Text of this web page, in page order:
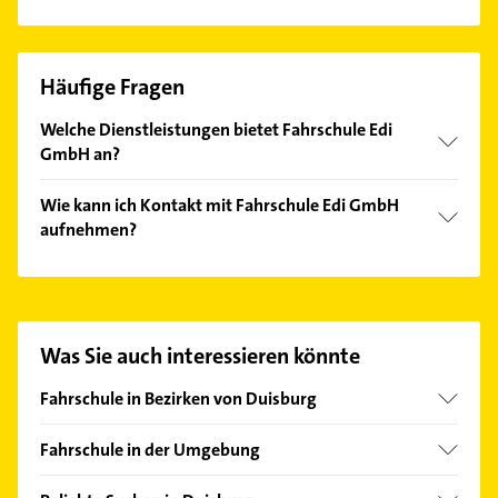
Häufige Fragen
Welche Dienstleistungen bietet Fahrschule Edi
GmbH an?
Fahrausbildung, Fahrprüfung, Vorbereitung auf
theoretische Prüfungen und Zweiradtraining.
Wie kann ich Kontakt mit Fahrschule Edi GmbH
aufnehmen?
finden Sie alleKontaktdaten.
Was Sie auch interessieren könnte
Fahrschule in Bezirken von Duisburg
Bezirk Duisburg-Mitte
Fahrschule in der Umgebung
Moers